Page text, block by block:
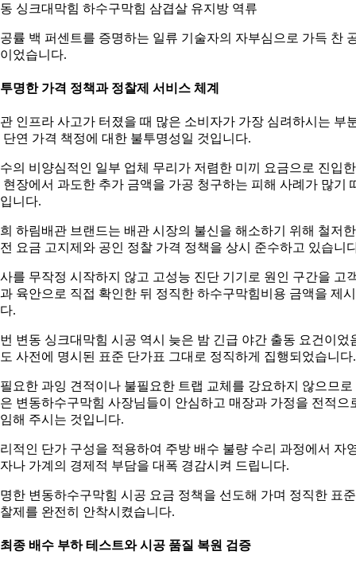
싱크대막힘 하수구막힘 삼겹살 유지방 역류
률 백 퍼센트를 증명하는 일류 기술자의 자부심으로 가득 찬
었습니다.
명한 가격 정책과 정찰제 서비스 체계
인프라 사고가 터졌을 때 많은 소비자가 가장 심려하시는 부
단연 가격 책정에 대한 불투명성일 것입니다.
의 비양심적인 일부 업체 무리가 저렴한 미끼 요금으로 진입한
현장에서 과도한 추가 금액을 가공 청구하는 피해 사례가 많기
니다.
하림배관 브랜드는 배관 시장의 불신을 해소하기 위해 철저한
요금 고지제와 공인 정찰 가격 정책을 상시 준수하고 있습니
를 무작정 시작하지 않고 고성능 진단 기기로 원인 구간을 고
육안으로 직접 확인한 뒤 정직한 하수구막힘비용 금액을 제
.
변동 싱크대막힘 시공 역시 늦은 밤 긴급 야간 출동 요건이었
사전에 명시된 표준 단가표 그대로 정직하게 집행되었습니다.
요한 과잉 견적이나 불필요한 트랩 교체를 강요하지 않으므로
변동하수구막힘 사장님들이 안심하고 매장과 가정을 전적으
해 주시는 것입니다.
적인 단가 구성을 적용하여 주방 배수 불량 수리 과정에서 자
나 가계의 경제적 부담을 대폭 경감시켜 드립니다.
한 변동하수구막힘 시공 요금 정책을 선도해 가며 정직한 표준
제를 완전히 안착시켰습니다.
종 배수 부하 테스트와 시공 품질 복원 검증